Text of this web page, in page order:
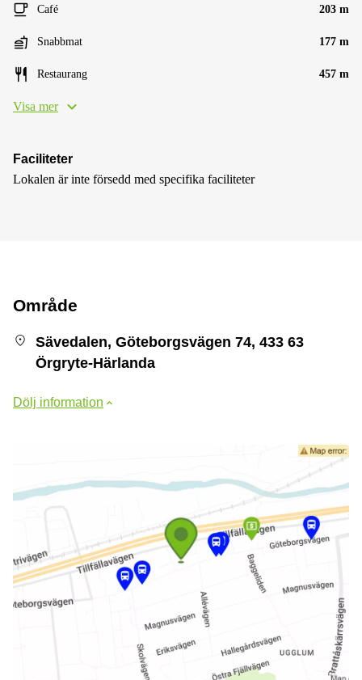
Café 203 m
Snabbmat 177 m
Restaurang 457 m
Visa mer
Faciliteter
Lokalen är inte försedd med specifika faciliteter
Område
Sävedalen, Göteborgsvägen 74, 433 63
Örgryte-Härlanda
Dölj information